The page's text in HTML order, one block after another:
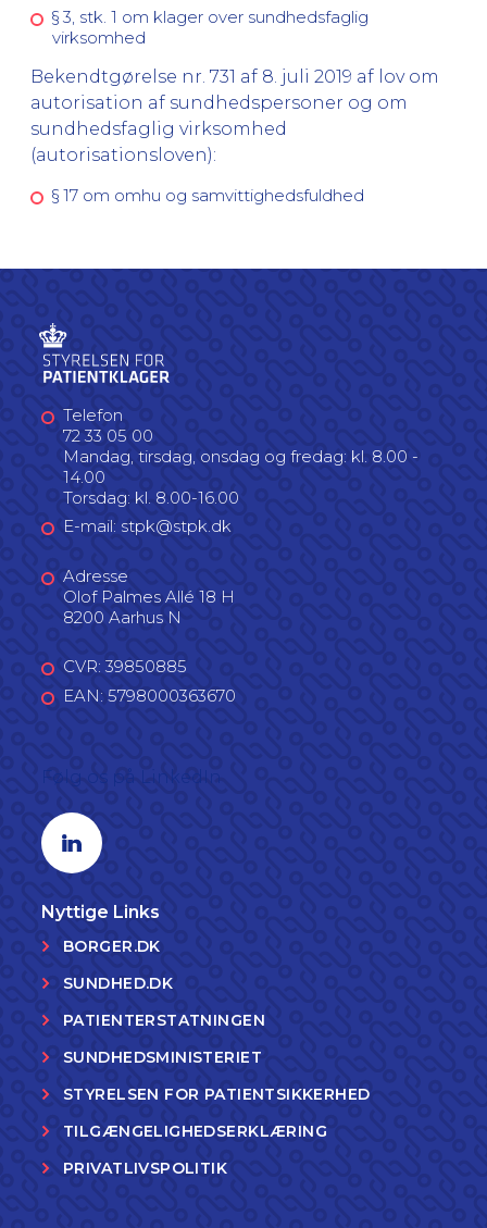
§ 3, stk. 1 om klager over sundhedsfaglig
virksomhed
Bekendtgørelse nr. 731 af 8. juli 2019 af lov om
autorisation af sundhedspersoner og om
sundhedsfaglig virksomhed
(autorisationsloven):
§ 17 om omhu og samvittighedsfuldhed
Telefon
72 33 05 00
Mandag, tirsdag, onsdag og fredag: kl. 8.00 -
14.00
Torsdag: kl. 8.00-16.00
E-mail: stpk@stpk.dk
Adresse
Olof Palmes Allé 18 H
8200 Aarhus N
CVR: 39850885
EAN: 5798000363670
Linkedin profil
Nyttige Links
BORGER.DK
SUNDHED.DK
PATIENTERSTATNINGEN
SUNDHEDSMINISTERIET
STYRELSEN FOR PATIENTSIKKERHED
TILGÆNGELIGHEDSERKLÆRING
PRIVATLIVSPOLITIK